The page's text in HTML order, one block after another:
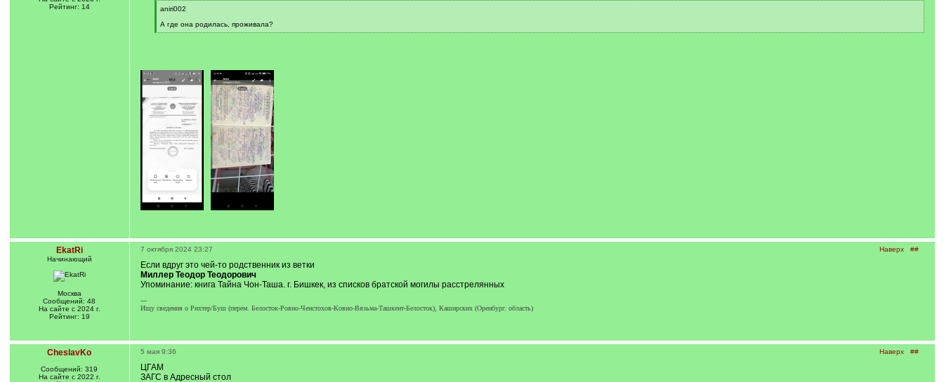
Рейтинг: 14
[
]
aniri002
А где она родилась, проживала?
[
EkatRi
Начинающий
Москва
Сообщений: 48
На сайте с 2024 г.
Рейтинг: 19
Наверх ##
7 октября 2024 23:27
Если вдруг это чей-то родственник из ветки
Миллер Теодор Теодорович
Упоминание: книга Тайна Чон-Таша. г. Бишкек, из списков братской могилы расстрелянных
---
Ищу сведения о Рихтер/Буш (перем. Белосток-Ровно-Ченстохов-Ковно-Вязьма-Ташкент-Белосток), Каширских (Оренбург. область)
CheslavKo
Сообщений: 319
На сайте с 2022 г.
Наверх ##
5 мая 9:36
ЦГАМ
ЗАГС в Адресный стол